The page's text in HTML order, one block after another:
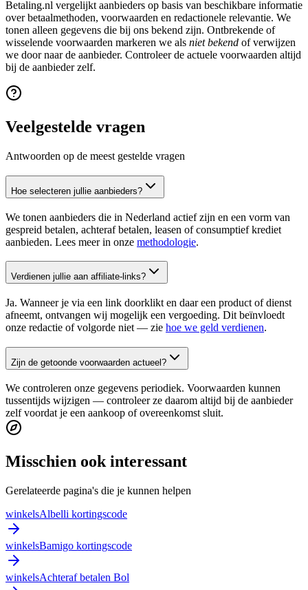
Betaling.nl vergelijkt aanbieders op basis van beschikbare informatie
over betaalmethoden, voorwaarden en redactionele relevantie. We
tonen alleen gegevens die bij ons bekend zijn. Ontbrekende of
wisselende voorwaarden markeren we als niet bekend of verwijzen
we door naar de aanbieder. Controleer de actuele voorwaarden altijd
bij de aanbieder zelf.
Veelgestelde vragen
Antwoorden op de meest gestelde vragen
Hoe selecteren jullie aanbieders?
We tonen aanbieders die in Nederland actief zijn en een vorm van
gespreid betalen, achteraf betalen, leasen of consumptief krediet
aanbieden. Lees meer in onze methodologie.
Verdienen jullie aan affiliate-links?
Ja. Wanneer je via een link doorklikt en daar een product of dienst
afneemt, ontvangen wij mogelijk een vergoeding. Dit beïnvloedt
onze redactie of volgorde niet — zie hoe we geld verdienen.
Zijn de getoonde voorwaarden actueel?
We controleren onze gegevens periodiek. Voorwaarden kunnen
tussentijds wijzigen — controleer ze daarom altijd bij de aanbieder
zelf voordat je een aankoop of overeenkomst sluit.
Misschien ook interessant
Gerelateerde pagina's die je kunnen helpen
winkelsAlbelli kortingscode
winkelsBamigo kortingscode
winkelsAchteraf betalen Bol